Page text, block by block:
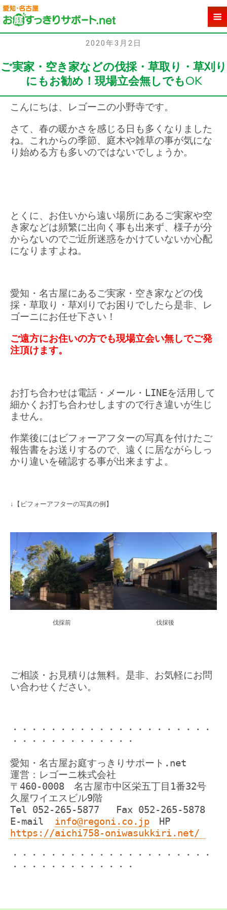
2020年3月2日
ご実家・空き家などの伐採・草取り・草刈り
にもお勧め！現場立会無しでもOK
こんにちは、レゴーニの小野寺です。
さて、春の暖かさを感じる日も多くなりました
ね。これからの季節、庭木や雑草の事が気にな
り始める方も多いのではないでしょうか。
とくに、お住いから遠い場所にあるご実家や空
き家などは頻繁に出向く事も出来ず、様子が分
からないのでご近所迷惑をかけていないか心配
になりますよね。
愛知・名古屋にあるご実家・空き家などの伐
採・草取り・草刈りでお困りでしたら是非、レ
ゴーニにお任せ下さい！
ご遠方にお住いの方でも現場立会い無しでご発
注頂けます。
お打ち合わせは電話・メール・LINEを活用して
細かくお打ち合わせしますので行き違いが生じ
ません。
作業後にはビフォーアフターの写真を付けたご
報告書をお送りするので、遠くに居ながらしっ
かり違いを確認する事が出来ますよ。
↓【ビフォーアフターの写真の例】
伐採前 伐採後
ご相談・お見積りは無料。是非、お気軽にお問
い合わせください。
・・・・・・・・・・・・・・・・・・・・・
・・・・・・・・・・・・・
愛知・名古屋お庭すっきりサポート.net
運営：レゴーニ株式会社
〒460-0008 名古屋市中区栄五丁目1番32号
久屋ワイエスビル9階
Tel 052-265-5877 Fax 052-265-5878
E-mail info@regoni.co.jp HP
https://aichi758-oniwasukkiri.net/
・・・・・・・・・・・・・・・・・・・・・
・・・・・・・・・・・・・